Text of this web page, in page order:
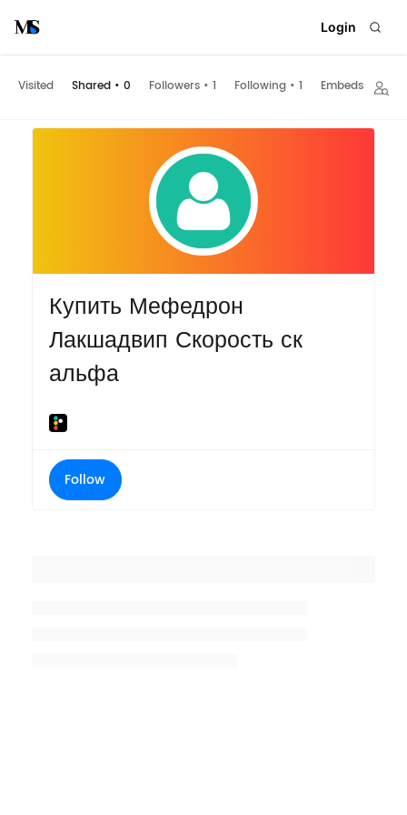
Login
Visited Shared • 0 Followers • 1 Following • 1 Embeds
Купить Мефедрон
Лакшадвип Скорость ск
альфа
Follow